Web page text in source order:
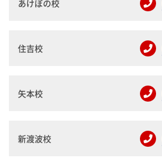
あけぼの校
住吉校
矢本校
新渡波校